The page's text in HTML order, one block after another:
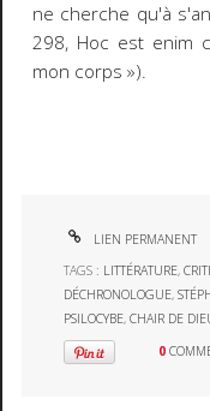
ne cherche qu'à
298, Hoc est enim
mon corps »).
LIEN PERMANENT
TAGS : LITTÉRATURE,
DÉCHRONOLOGUE,
PSILOCYBE,CHAIR DE
0